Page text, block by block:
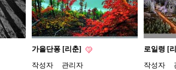
가을단퐁 [리춘]
작성자
관리자
로일령 [
작성자